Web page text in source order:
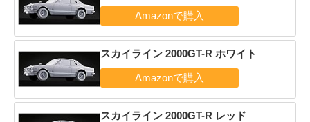
スカイライン 2000GT-R ホワイト
スカイライン 2000GT-R レッド